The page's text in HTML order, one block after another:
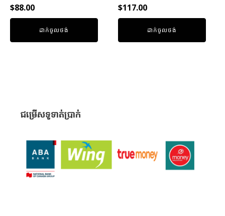
Rated
0
out
$88.00
ដាក់ចូលថង់
Rated
0
out
$117.00
ដាក់ចូលថង់
ជម្រើសទូទាត់ប្រាក់